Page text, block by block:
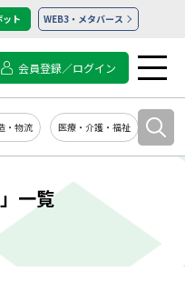
ット WEB3・メタバース
会員登録／ログイン
・物流 医療・介護・福祉 シス
一覧